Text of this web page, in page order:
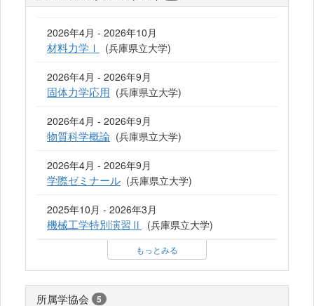
2026年4月 - 2026年10月
材料力学Ⅰ (兵庫県立大学)
2026年4月 - 2026年9月
固体力学応用 (兵庫県立大学)
2026年4月 - 2026年9月
物質科学概論 (兵庫県立大学)
2026年4月 - 2026年9月
学際ゼミナール (兵庫県立大学)
2025年10月 - 2026年3月
機械工学特別演習Ⅱ (兵庫県立大学)
もっとみる
所属学協会 5